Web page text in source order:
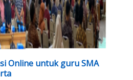
Online untuk guru SMA